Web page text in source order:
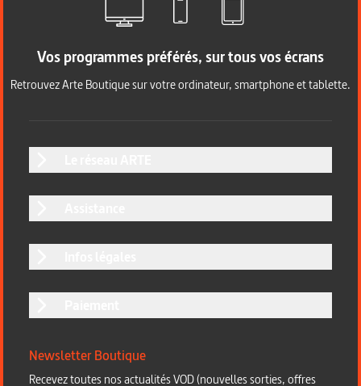
Vos programmes préférés, sur tous vos écrans
Retrouvez Arte Boutique sur votre ordinateur, smartphone et tablette.
Newsletter Boutique
Recevez toutes nos actualités VOD (nouvelles sorties, offres